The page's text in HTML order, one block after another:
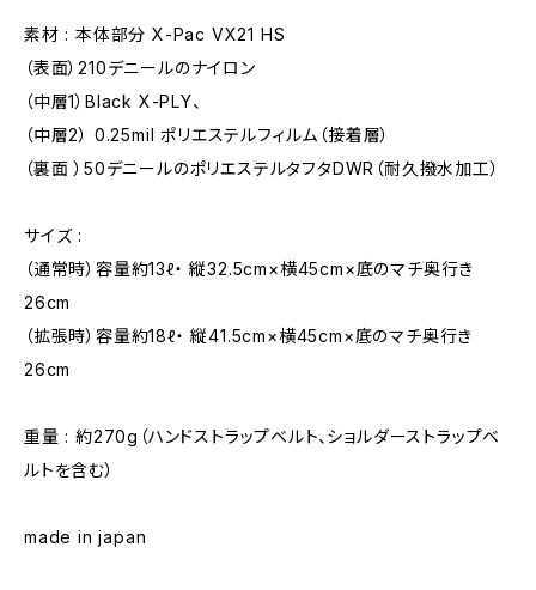
素材 : 本体部分 X-Pac VX21 HS
（表面）210デニールのナイロン
（中層1）Black X-PLY、
（中層2） 0.25mil ポリエステルフィルム（接着層）
（裏面 ）50デニールのポリエステルタフタDWR（耐久撥水加工）
サイズ :
（通常時）容量約13ℓ・ 縦32.5cm×横45cm×底のマチ奥行き
26cm
（拡張時）容量約18ℓ・ 縦41.5cm×横45cm×底のマチ奥行き
26cm
重量 : 約270g（ハンドストラップベルト、ショルダーストラップベ
ルトを含む）
made in japan